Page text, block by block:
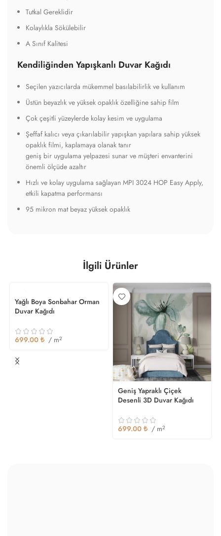
Tutkal Gereklidir
Kolaylıkla Sökülebilir
A Sınıf Kalitesi
Kendiliğinden Yapışkanlı Duvar Kağıdı
Seçilen yazıcılarda mükemmel basılabilirlik ve kullanım
Üstün beyazlık ve yüksek opaklık özelliğine sahip film
Çok çeşitli yüzeylerde kolay kesim ve uygulama
Şeffaf kalıcı veya çıkarılabilir yapışkan yapılara sahip yüksek
opaklık filmi, kaplamaya olanak tanır
geniş bir uygulama yelpazesi sunar ve müşteri envanterini
önemli ölçüde azaltır
Hızlı ve kolay uygulama sağlayan MPI 3024 HOP Easy Apply,
etkili kapatma performansı
95 mikron mat beyaz yüksek opaklık
İlgili Ürünler
Yağlı Boya Sonbahar Orman
Duvar Kağıdı
699.00 ₺ / m2
Geniş Yapraklı Çiçek
Desenli 3D Duvar Kağıdı
699.00 ₺ / m2